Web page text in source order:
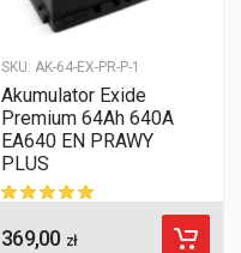
SKU: AK-64-EX-PR-P-1
Akumulator Exide
Premium 64Ah 640A
EA640 EN PRAWY
PLUS
ocen klientów
369,00 zł